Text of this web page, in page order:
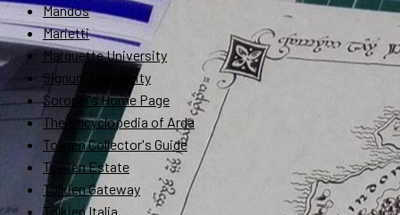
Mandos
Marietti
Marquette University
Signum University
Soronel's Home Page
The Encyclopedia of Arda
Tolkien Collector's Guide
Tolkien Estate
Tolkien Gateway
Tolkien Italia